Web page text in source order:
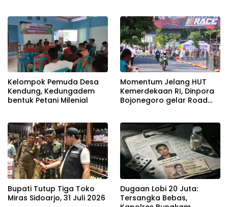
Kelompok Pemuda Desa
Kendung, Kedungadem
bentuk Petani Milenial
Momentum Jelang HUT
Kemerdekaan RI, Dinpora
Bojonegoro gelar Road
Bupati Tutup Tiga Toko
Miras Sidoarjo, 31 Juli 2026
Dugaan Lobi 20 Juta:
Tersangka Bebas,